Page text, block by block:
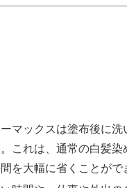
マックスは塗布後に洗
これは、通常の白髪染
を大幅に省くことがで